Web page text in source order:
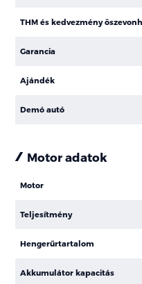
THM és kedvezmény
Garancia
Ajándék
Demó autó
Motor adatok
Motor
Teljesítmény
Hengerűrtartalom
Akkumulátor kapacitás